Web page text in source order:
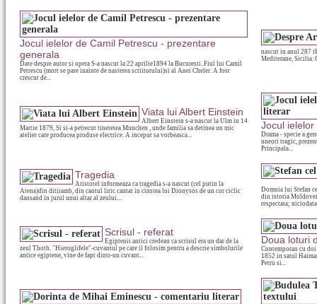
Jocul ielelor de Camil Petrescu - prezentare
generala
Date despre autor si opera S-a nascut la 22 aprilie1894 la Bucuresti..Fiul lui Camil
Petrescu (mort se pare inainte de nasterea scriitorului)si al Anei Cheler. A fost
crescut de...
nascut in anul 287
Mediterane, Sicilia.
Viata lui Albert Einstein
Albert Einstein s-a nascut la Ulm in 14
Martie 1879, Si si-a petrecut tineretea Munchen , unde familia sa detinea un mic
atelier care producea produse electrice. A inceput sa vorbeasca...
Jocul
Drama - specie a
uneori tragic,
Principala...
Tragedia
Aristotel informeaza ca tragedia s-a nascut (cel putin la
Atena)din ditiramb, din cantul liric cantat in cinstea lui Dionysos de un cor ciclic
dansand in jurul unui altar al zeului....
Domnia lui Stefan
din istoria
respectata;
Scrisul - referat
Egiptenii antici credeau ca scrisul era un dar de la
zeul Thoth. "Hieroglifele"-cuvantul pe care il folosim pentru a descrie simbolurile
antice egiptene, vine de fapt dintr-un cuvant...
Doua loturi
Contemporan cu
1852 in satul
Petru si...